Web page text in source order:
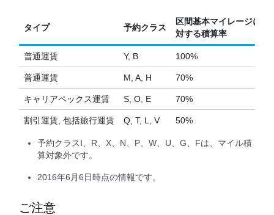
タイプ 予約クラス
区間基本マイレージに
対する積算率
普通運賃 Y, B 100%
普通運賃 M, A, H 70%
キャリアペックス運賃 S, O, E 70%
割引運賃, 包括旅行運賃 Q, T, L, V 50%
予約クラスI、R、X、N、P、W、U、G、Fは、マイル積
算対象外です。
2016年6月6日時点の情報です。
ご注意